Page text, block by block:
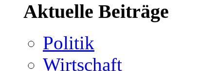
Aktuelle Beiträge
Politik
Wirtschaft